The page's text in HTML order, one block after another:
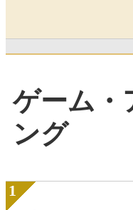
ゲーム・
ング